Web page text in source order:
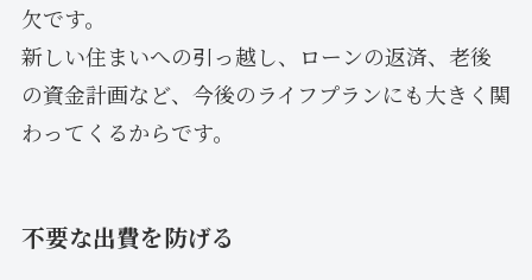
欠です。
新しい住まいへの引っ越し、ローンの返済、老後
の資金計画など、今後のライフプランにも大きく関
わってくるからです。
不要な出費を防げる